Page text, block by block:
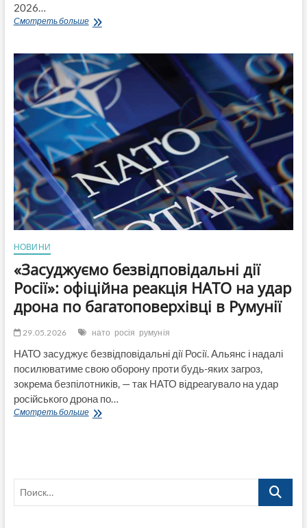
2026…
Смотреть большеПереселенці
днів,
щоб
отримати
виплати
“заднім
числом”:
про
що
йдеться
НОВИНИ
«Засуджуємо безвідповідальні дії
Росії»: офіційна реакція НАТО на удар
дрона по багатоповерхівці в Румунії
29.05.2026 нато росія румунія
НАТО засуджує безвідповідальні дії Росії. Альянс і надалі
посилюватиме свою оборону проти будь-яких загроз,
зокрема безпілотників, — так НАТО відреагувало на удар
російського дрона по…
Смотреть больше«Засуджуємо
удар
Поиск…